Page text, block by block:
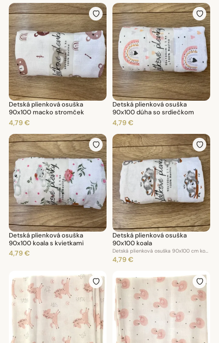
Detská plienková osuška
90x100 macko stromček
4,79 €
Detská plienková osuška
90x100 dúha so srdiečkom
4,79 €
Detská plienková osuška
90x100 koala s kvietkami
4,79 €
Detská plienková osuška
90x100 koala
Detská plienková osuška 90x100 cm koala
4,79 €